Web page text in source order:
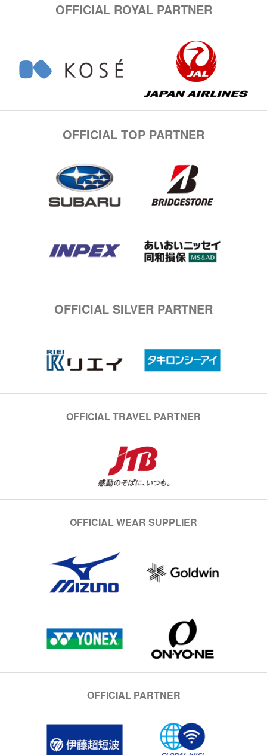
OFFICIAL ROYAL PARTNER
OFFICIAL TOP PARTNER
OFFICIAL SILVER PARTNER
OFFICIAL TRAVEL PARTNER
OFFICIAL WEAR SUPPLIER
OFFICIAL PARTNER